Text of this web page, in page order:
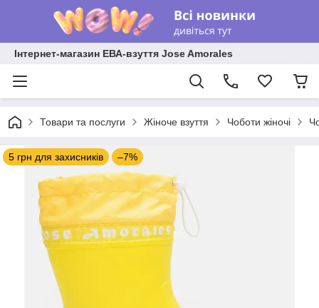
Інтернет-магазин ЕВА-взуття Jose Amorales
Товари та послуги Жіноче взуття Чоботи жіночі
5 грн для захисників –7%